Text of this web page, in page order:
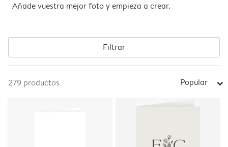
Añade vuestra mejor foto y empieza a crear.
Filtrar
279 productos Popular arrow_right